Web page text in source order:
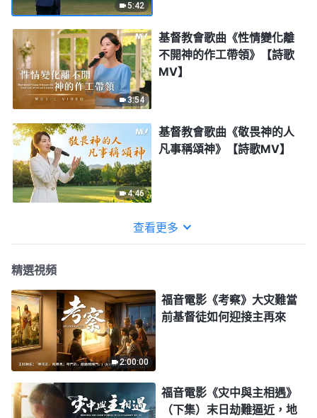
5:42
3:54
基督教會歌曲《性情變化離
不開神的作工帶領》【詩歌
MV】
4:46
基督教會歌曲《敬畏神的人
凡事稱頌神》【詩歌MV】
查看更多
精選視頻
2:00:00
福音電影《考察》大灾難當
前基督徒如何迎接主再來
福音電影《灾中與主相遇》
（下集）末日劫難逼近，地